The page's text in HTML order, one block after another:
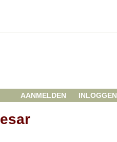
AANMELDEN INLOGGEN